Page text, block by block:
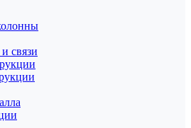
связи